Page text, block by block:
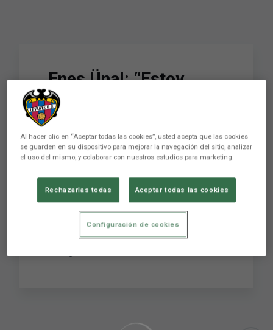
​ Enes Ünal: “Estoy
preparado para
empezar a jugar con el
equipo”
Enes Ünal ya luce como levantinista después de
que esta mañana haya sido presentado como
nuevo jugador granota tras el acuerdo con el
Villarreal CF para su cesión. El atacante turco
aseguró que está listo para debutar este
Al hacer clic en “Aceptar todas las cookies”, usted acepta que las cookies
se guarden en su dispositivo para mejorar la navegación del sitio, analizar
el uso del mismo, y colaborar con nuestros estudios para marketing.
Rechazarlas todas Aceptar todas las cookies
Configuración de cookies